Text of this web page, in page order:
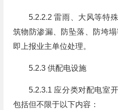
5.2.2.2 雷雨、大风等特
筑物防渗漏、防坠落、防垮
即上报业主单位处理。
5.2.3 供配电设施
5.2.3.1 应分类对配电室
包括但不限于以下内容：